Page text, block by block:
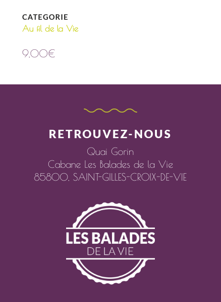
CATEGORIE
Au fil de la Vie
9,00€
RETROUVEZ-NOUS
Quai Gorin
Cabane Les Balades de la Vie
85800,SAINT-GILLES-CROIX-DE-VIE